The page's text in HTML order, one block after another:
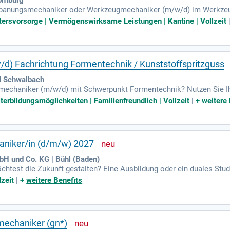
oder Werkzeugmechaniker (m/w/d) im
fertigen Schmiedegesenke sowie Werkzeugausstattungen. Ihre
Zudem sind Sie verantwortlich für Wartungs- und
Ausbildung und relevantem Erfahrungshorizont.
sich in einem dynamischen Umfeld weiterzuentwickeln!
| Vermögenswirksame Leistungen | Kantine | Vollzeit
Fachrichtung Formentechnik / Kunststoffspritzguss
(m/w/d) mit Schwerpunkt Formentechnik? Nutzen Sie
Wir suchen versierte Techniker, die Erfahrung mit Fräs-
wie VISI, NX, Solid Works oder Cimatron sind von Vorteil. Bei
beeinflussen. Freuen Sie sich auf ein
| Familienfreundlich | Vollzeit |+weitere
in (d/m/w) 2027
und Co. KG | Bühl (Baden)
die Zukunft gestalten? Eine Ausbildung oder ein duales
Anbieter von Wälzlagern, der entscheidend zur Mobilität in
Qualitätssicherungssystemen. Starte jetzt Deine Karriere und
|+weitere Benefits
(gn*)